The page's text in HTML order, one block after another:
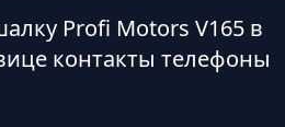
Profi Motors V165 в
контакты телефоны